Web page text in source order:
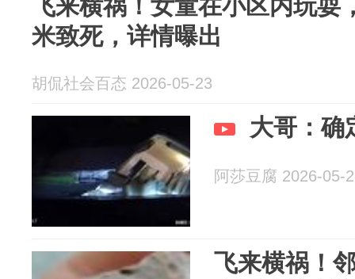
飞来横祸！女童在小区内玩耍
米致死，详情曝出
胡侃社会百态 2026-05-23
大哥：确
阿莎豆腐 2026-05-
飞来横祸！